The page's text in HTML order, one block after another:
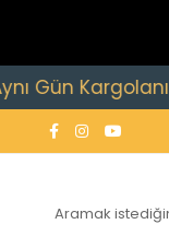
Kargolanır.